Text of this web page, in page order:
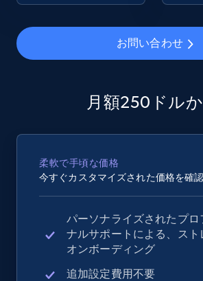
2.4K+ 199+ 今
Google Shopping - collects
web using keywords
URL, Product id, Title, Product
more.
Amazon products global dataset
お問い合わせ
月額250ドル
柔軟で手頃な価格
今すぐカスタマイズされた価格を確認
パーソナライズされたプロ
ナルサポートによる、スト
オンボーディング
追加設定費用不要